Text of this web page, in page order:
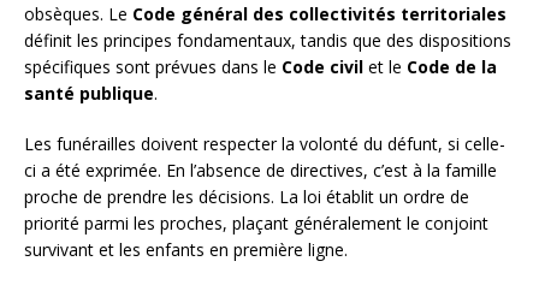
obsèques. Le Code général des collectivités territoriales
définit les principes fondamentaux, tandis que des dispositions
spécifiques sont prévues dans le Code civil et le Code de la
santé publique.
Les funérailles doivent respecter la volonté du défunt, si celle-
ci a été exprimée. En l’absence de directives, c’est à la famille
proche de prendre les décisions. La loi établit un ordre de
priorité parmi les proches, plaçant généralement le conjoint
survivant et les enfants en première ligne.